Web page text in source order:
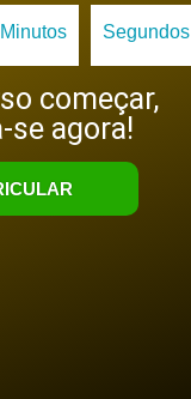
Minutos Segundos
começar,
se agora!